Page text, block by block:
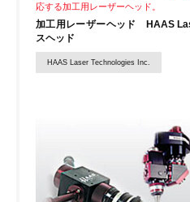
応する加工用レーザーヘッド。
加工用レーザーヘッド HAAS
スヘッド
HAAS Laser Technologies Inc.